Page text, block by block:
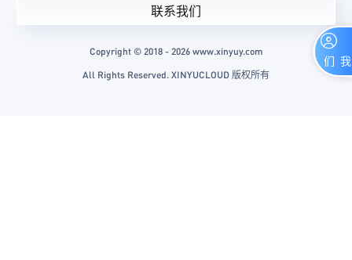
联系我们
Copyright © 2018 - 2026 www.xinyuy.com
All Rights Reserved. XINYUCLOUD 版权所有
联系我们